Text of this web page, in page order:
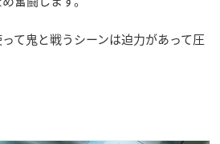
て鬼と戦うシーンは迫力があって圧